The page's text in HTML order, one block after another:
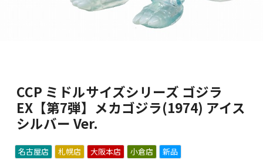
CCP ミドルサイズシリーズ ゴジラ
EX【第7弾】メカゴジラ(1974) アイス
シルバー Ver.
名古屋店 札幌店 大阪本店 小倉店 新品